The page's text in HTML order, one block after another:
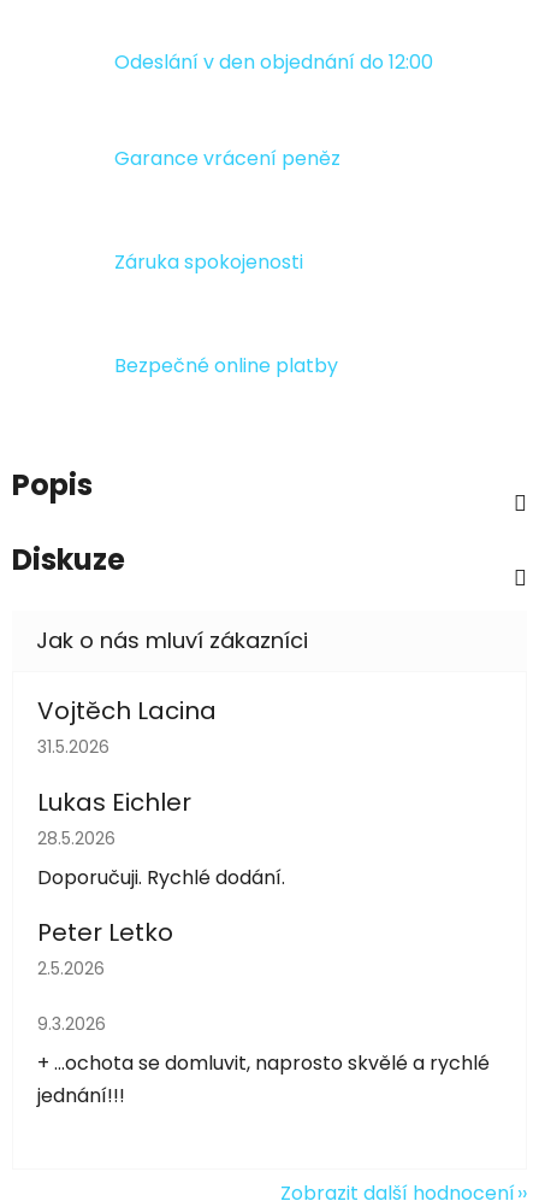
Odeslání v den objednání do 12:00
Garance vrácení peněz
Záruka spokojenosti
Bezpečné online platby
Popis
Diskuze
Vojtěch Lacina
Hodnocení obchodu je 5 z 5 hvězdiček.
31.5.2026
Lukas Eichler
Hodnocení obchodu je 5 z 5 hvězdiček.
28.5.2026
Doporučuji. Rychlé dodání.
Peter Letko
Hodnocení obchodu je 5 z 5 hvězdiček.
2.5.2026
Hodnocení obchodu je 5 z 5 hvězdiček.
9.3.2026
+ ...ochota se domluvit, naprosto skvělé a rychlé
jednání!!!
Zobrazit další hodnocení